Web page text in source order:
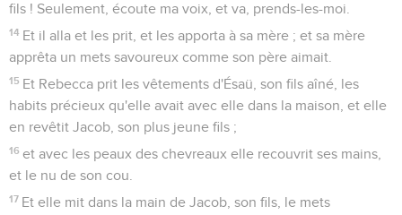
fils ! Seulement, écoute ma voix, et va, prends-les-moi.
14 Et il alla et les prit, et les apporta à sa mère ; et sa mère
apprêta un mets savoureux comme son père aimait.
15 Et Rebecca prit les vêtements d'Ésaü, son fils aîné, les
habits précieux qu'elle avait avec elle dans la maison, et elle
en revêtit Jacob, son plus jeune fils ;
16 et avec les peaux des chevreaux elle recouvrit ses mains,
et le nu de son cou.
17 Et elle mit dans la main de Jacob, son fils, le mets